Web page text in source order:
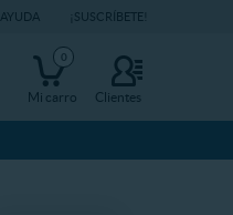
AYUDA ¡SUSCRÍBETE!
Clientes
0
Mi carro